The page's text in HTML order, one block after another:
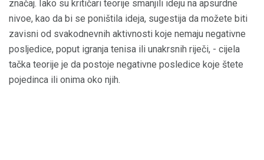
značaj. Iako su kritičari teorije smanjili ideju na apsurdne
nivoe, kao da bi se poništila ideja, sugestija da možete biti
zavisni od svakodnevnih aktivnosti koje nemaju negativne
posljedice, poput igranja tenisa ili unakrsnih riječi, - cijela
tačka teorije je da postoje negativne posledice koje štete
pojedinca ili onima oko njih.